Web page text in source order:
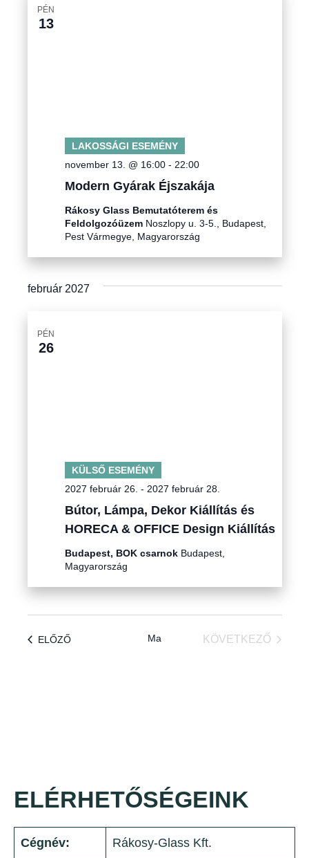
PÉN
13
Modern Gyárak Éjszakája
november 13. @ 16:00- 22:00
LAKOSSÁGI ESEMÉNY
Rákosy Glass Bemutatóterem és
Feldolgozóüzem Noszlopy u. 3-5., Budapest,
Pest Vármegye, Magyarország
február 2027
PÉN
26
Bútor, Lámpa, Dekor Kiállítás és
HORECA & OFFICE Design Kiállítás
2027 február 26. - 2027 február 28.
KÜLSŐ ESEMÉNY
Budapest, BOK csarnok Budapest,
Magyarország
ELŐZŐESEMÉNYEK Ma
KÖVETKEZŐ
ELÉRHETŐSÉGEINK
Cégnév: Rákosy-Glass Kft.